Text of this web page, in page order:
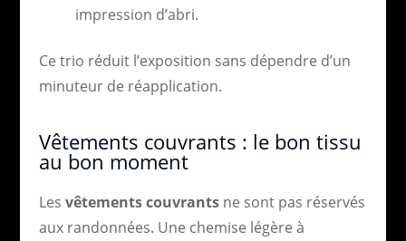
impression d’abri.
Ce trio réduit l’exposition sans dépendre d’un
minuteur de réapplication.
Vêtements couvrants : le bon tissu
au bon moment
Les vêtements couvrantsne sont pas réservés
aux randonnées. Une chemise légère à